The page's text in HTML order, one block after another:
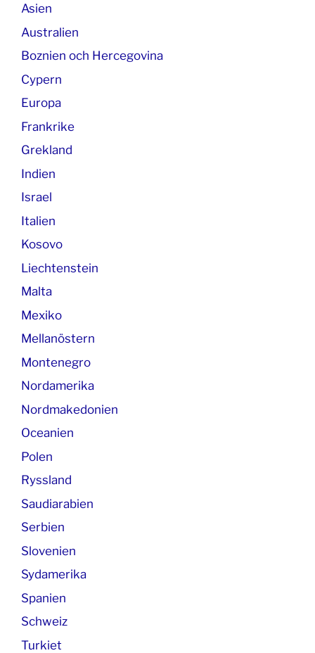
Asien
Australien
Boznien och Hercegovina
Cypern
Europa
Frankrike
Grekland
Indien
Israel
Italien
Kosovo
Liechtenstein
Malta
Mexiko
Mellanöstern
Montenegro
Nordamerika
Nordmakedonien
Oceanien
Polen
Ryssland
Saudiarabien
Serbien
Slovenien
Sydamerika
Spanien
Schweiz
Turkiet